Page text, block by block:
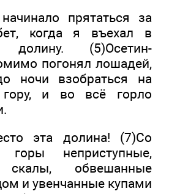
прятаться за
когда я въехал в
долину. (5)Осетин-
погонял лошадей,
ночи взобраться на
гору, и во всё горло
эта долина! (7)Со
неприступные,
скалы, обвешанные
и увенчанные купами